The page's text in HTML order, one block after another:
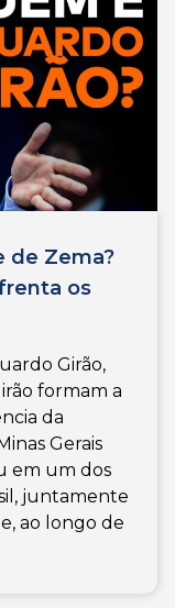
de Zema?
os
Girão,
formam a
da
Gerais
em um dos
juntamente
ao longo de